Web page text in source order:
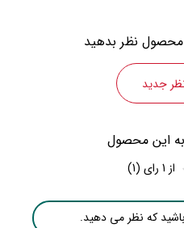
محصول نظر بدهید
جدید
به این محصول
از 1 رای (1)
که نظر می دهید.